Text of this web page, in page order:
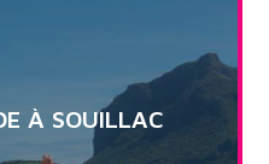
À SOUILLAC